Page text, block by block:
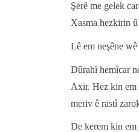
Şerê me gelek
Xasma hezkirin
Lê em neşêne
Dûrahî hemîcar
Axir. Hez kin em
meriv ê rastî
De kerem kin